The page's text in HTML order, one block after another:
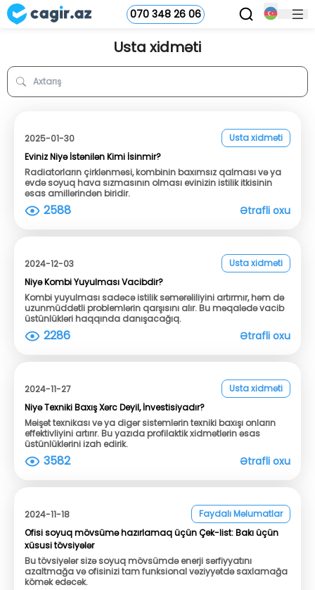
070 348 26 06
Usta xidməti
2025-01-30
Usta xidməti
Eviniz Niyə İstənilən Kimi İsinmir?
Radiatorların çirklənməsi, kombinin baxımsız qalması və ya
evdə soyuq hava sızmasının olması evinizin istilik itkisinin
əsas amillərindən biridir.
2588 Ətrafli oxu
2024-12-03
Usta xidməti
Niyə Kombi Yuyulması Vacibdir?
Kombi yuyulması sadəcə istilik səmərəliliyini artırmır, həm də
uzunmüddətli problemlərin qarşısını alır. Bu məqalədə vacib
üstünlükləri haqqında danışacağıq.
2286 Ətrafli oxu
2024-11-27
Usta xidməti
Niyə Texniki Baxış Xərc Deyil, İnvestisiyadır?
Məişət texnikası və ya digər sistemlərin texniki baxışı onların
effektivliyini artırır. Bu yazıda profilaktik xidmətlərin əsas
üstünlüklərini izah edirik.
3582 Ətrafli oxu
2024-11-18
Faydalı Məlumatlar
Ofisi soyuq mövsümə hazırlamaq üçün Çek-list: Bakı üçün
xüsusi tövsiyələr
Bu tövsiyələr sizə soyuq mövsümdə enerji sərfiyyatını
azaltmağa və ofisinizi tam funksional vəziyyətdə saxlamağa
kömək edəcək.